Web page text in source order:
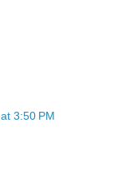
3:50 PM